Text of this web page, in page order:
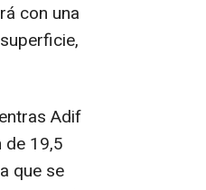
con una
Adif
de 19,5
que se